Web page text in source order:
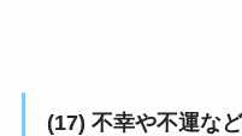
(17) 不幸や不運な